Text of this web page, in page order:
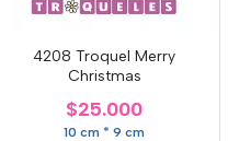
4208 Troquel Merry
Christmas
$25.000
10 cm * 9 cm